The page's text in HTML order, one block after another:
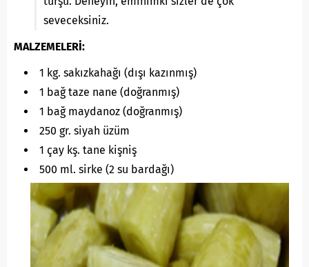
seveceksiniz.
MALZEMELERİ:
1 kg. sakızkahağı (dışı kazınmış)
1 bağ taze nane (doğranmış)
1 bağ maydanoz (doğranmış)
250 gr. siyah üzüm
1 çay kş. tane kişniş
500 ml. sirke (2 su bardağı)